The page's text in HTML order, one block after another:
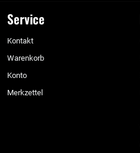
Service
Kontakt
Warenkorb
Konto
Merkzettel